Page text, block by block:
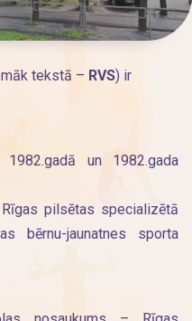
tekstā – RVS) ir
un 1982.gada
pilsētas specializētā
bērnu-jaunatnes sporta